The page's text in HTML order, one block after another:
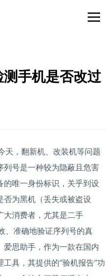
手机是否改过
天，翻新机、改装机等问题
列号是一种较为隐蔽且危害
的唯一身份标识，关乎到设
否为黑机（丢失或被盗设
大消费者，尤其是二手
、准确地验证序列号的真
思助手，作为一款在国内
具，其提供的“验机报告”功